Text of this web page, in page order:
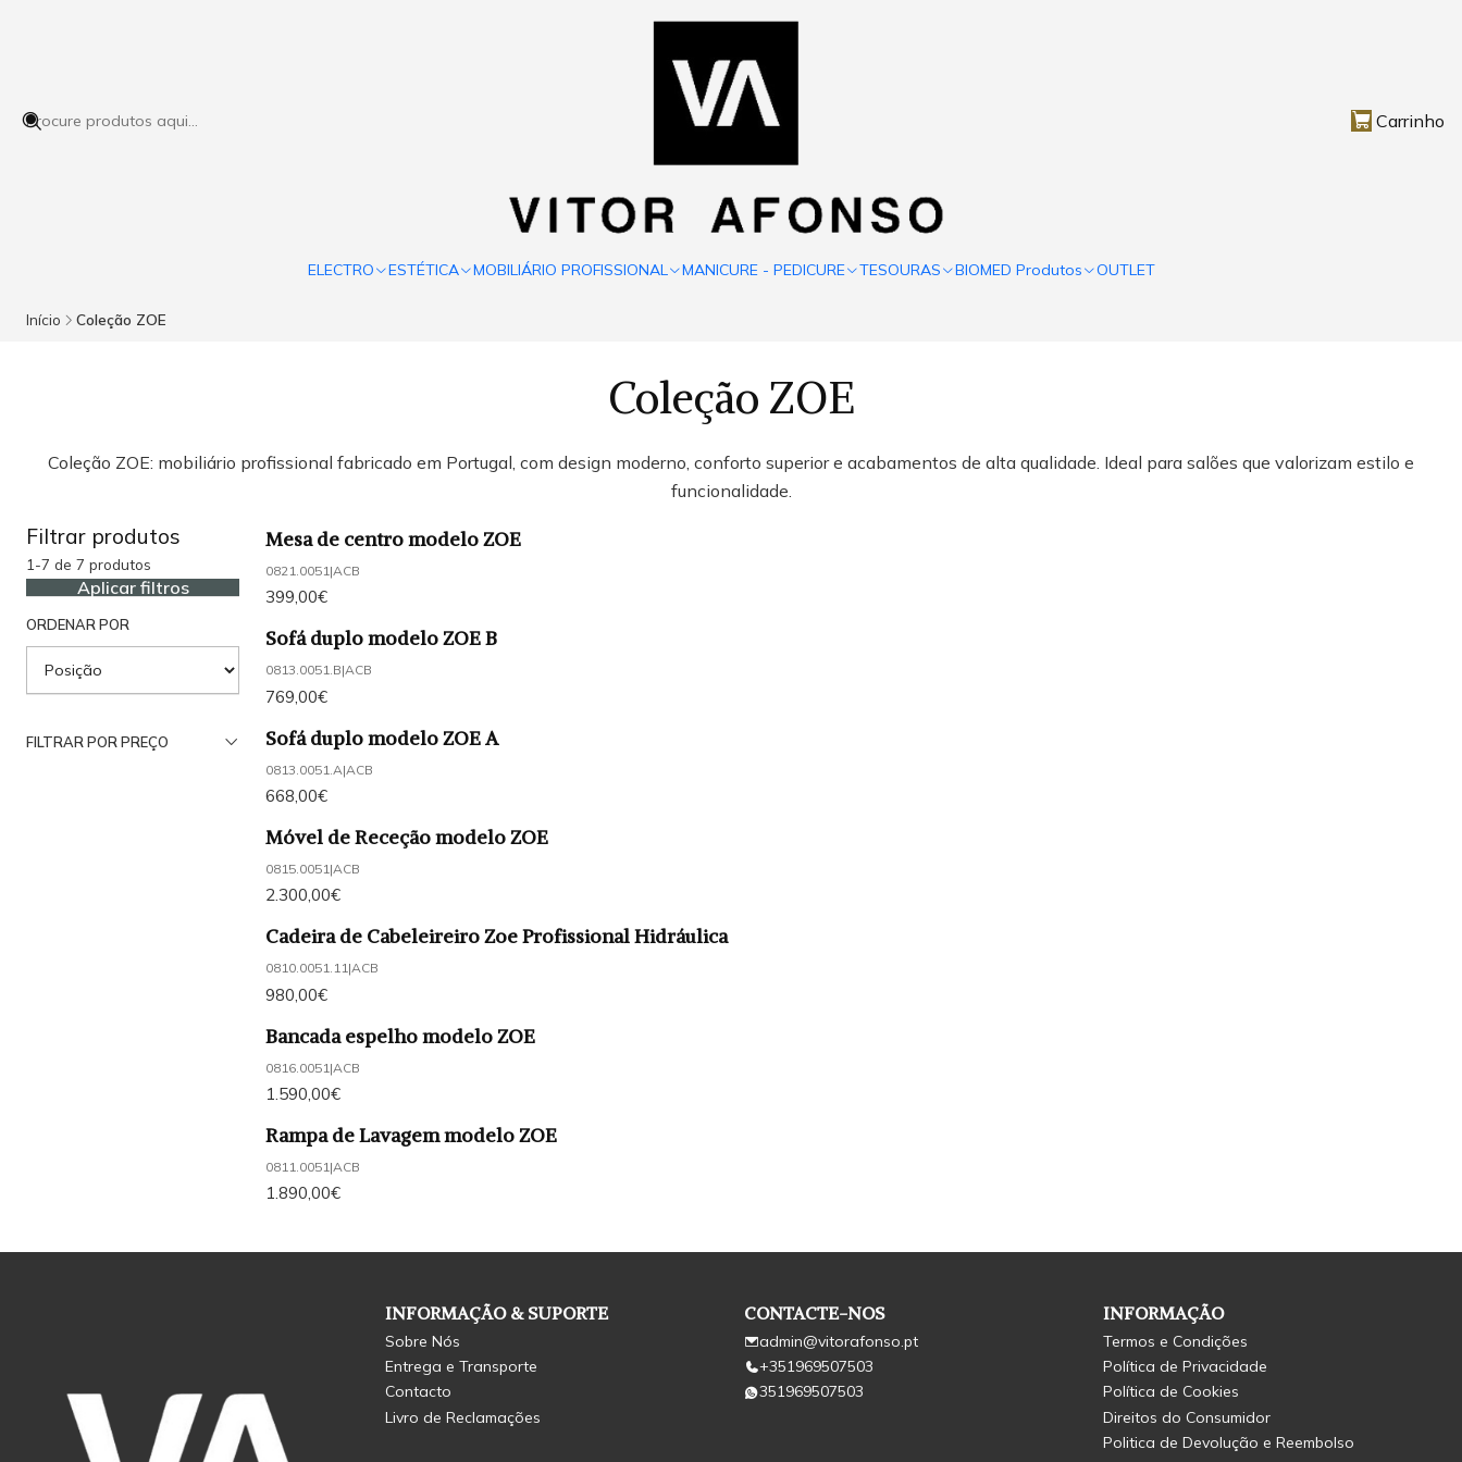
Carrinho
ELECTRO ESTÉTICA MOBILIÁRIO PROFISSIONAL MANICURE - PEDICURE TESOURAS BIOMED Produtos OUTLET
Início Coleção ZOE
Coleção ZOE
Coleção ZOE: mobiliário profissional fabricado em Portugal, com design moderno, conforto superior e acabamentos de alta qualidade. Ideal para salões que valorizam estilo e
funcionalidade.
Filtrar produtos
1-7 de 7 produtos
Aplicar filtros
ORDENAR POR
FILTRAR POR PREÇO
Mesa de centro modelo ZOE
0821.0051 |ACB
399,00€
Sofá duplo modelo ZOE B
0813.0051.B|ACB
769,00€
Sofá duplo modelo ZOE A
0813.0051.A|ACB
668,00€
Móvel de Receção modelo ZOE
0815.0051|ACB
2.300,00€
Cadeira de Cabeleireiro Zoe Profissional Hidráulica
0810.0051.11|ACB
980,00€
Bancada espelho modelo ZOE
0816.0051 |ACB
1.590,00€
Rampa de Lavagem modelo ZOE
0811.0051|ACB
1.890,00€
INFORMAÇÃO & SUPORTE
Sobre Nós
Entrega e Transporte
Contacto
Livro de Reclamações
CONTACTE-NOS
admin@vitorafonso.pt
+351969507503
351969507503
INFORMAÇÃO
Termos e Condições
Política de Privacidade
Política de Cookies
Direitos do Consumidor
Politica de Devolução e Reembolso